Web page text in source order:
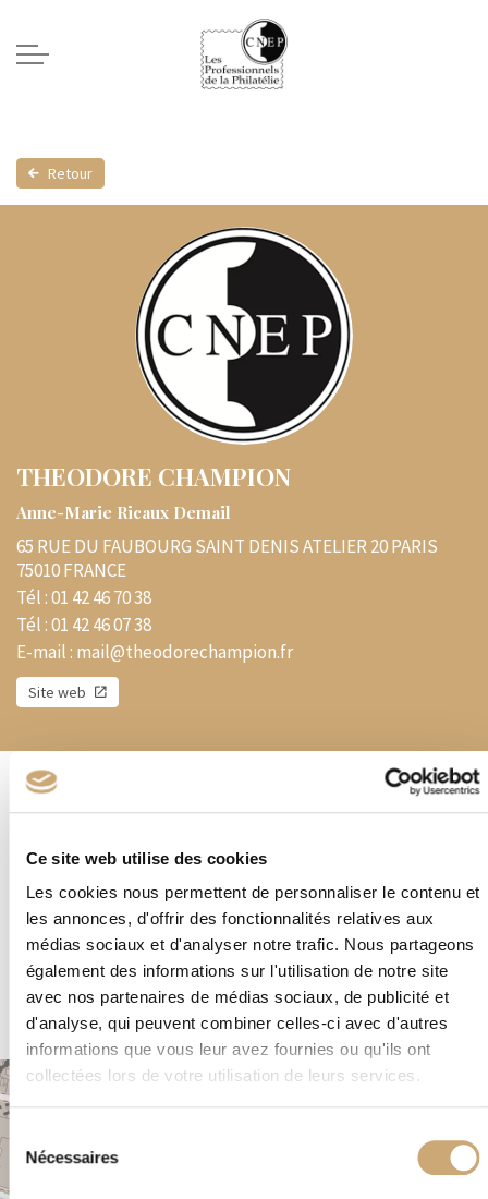
Ce site web utilise des cookies
Les cookies nous permettent de personnaliser le contenu et
les annonces, d'offrir des fonctionnalités relatives aux
médias sociaux et d'analyser notre trafic. Nous partageons
également des informations sur l'utilisation de notre site
avec nos partenaires de médias sociaux, de publicité et
d'analyse, qui peuvent combiner celles-ci avec d'autres
informations que vous leur avez fournies ou qu'ils ont
collectées lors de votre utilisation de leurs services.
Sélection
consentement
Nécessaires
Retour
THEODORE CHAMPION
Anne-Marie Ricaux Demail
65 RUE DU FAUBOURG SAINT DENIS ATELIER 20 PARIS
75010 FRANCE
Tél :01 42 46 70 38
Tél :01 42 46 07 38
E-mail : mail@theodorechampion.fr
Site web
Spécialités
Nouveautés du monde entier de 1960 à aujourd'hui – Matériel
Timbres au kilos
Thématiques diverses
×
+